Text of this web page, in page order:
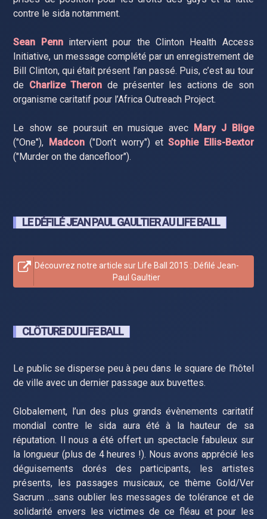
contre le sida notamment.
Sean Pennintervient pour the Clinton Health Access
Initiative, un message complété par un enregistrement de
Bill Clinton, qui était présent l’an passé. Puis, c’est au tour
de Charlize Theron de présenter les actions de son
organisme caritatif pour l’Africa Outreach Project.
Le show se poursuit en musique avec
Mary J Blige
("One"),
Madcon("Don’t worry") etSophie Ellis-Bextor
("Murder on the dancefloor").
LE DÉFILÉ JEAN PAUL GAULTIER AU LIFE BALL
Découvrez notre article sur Life Ball 2015 : Défilé Jean-
Paul Gaultier
CLÔTURE DU LIFE BALL
Le public se disperse peu à peu dans le square de l’hôtel
de ville avec un dernier passage aux buvettes.
Globalement, l’un des plus grands évènements caritatif
mondial contre le sida aura été à la hauteur de sa
réputation. Il nous a été offert un spectacle fabuleux sur
la longueur (plus de 4 heures !). Nous avons apprécié les
déguisements dorés des participants, les artistes
présents, les passages musicaux, ce thème Gold/Ver
Sacrum …sans oublier les messages de tolérance et de
solidarité envers les victimes de ce fléau et pour les